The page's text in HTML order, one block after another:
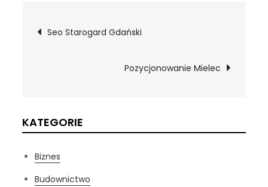
Nawigacja
Seo Starogard Gdański
Pozycjonowanie Mielec
KATEGORIE
Biznes
Budownictwo